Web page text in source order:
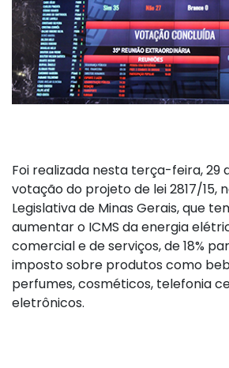
Foi realizada nesta terça-feira, 29
votação do projeto de lei 2817/15,
Legislativa de Minas Gerais, que
aumentar o ICMS da energia
comercial e de serviços, de 18%
imposto sobre produtos como
perfumes, cosméticos, telefonia
eletrônicos.